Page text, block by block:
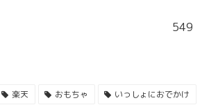
549
楽天 おもちゃ
いっしょにおでかけ